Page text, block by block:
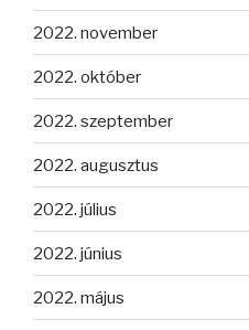
2022. november
2022. október
2022. szeptember
2022. augusztus
2022. július
2022. június
2022. május